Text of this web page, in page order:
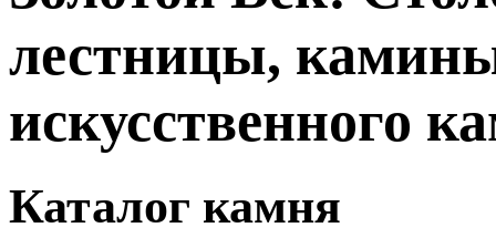
лестницы,
искусственного
Каталог камня